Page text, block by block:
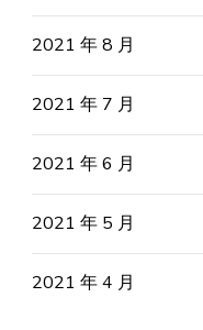
2021 年 8 月
2021 年 7 月
2021 年 6 月
2021 年 5 月
2021 年 4 月